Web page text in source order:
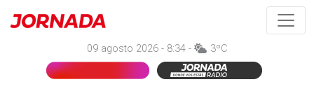
09 agosto 2026 - 8:34 - 3ºC